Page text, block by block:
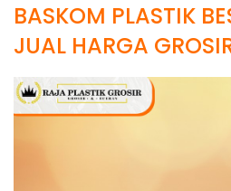
BASKOM PLASTIK
JUAL HARGA